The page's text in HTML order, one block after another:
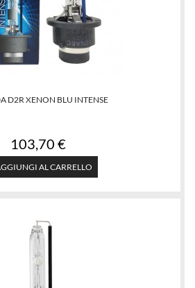
D2R XENON BLU INTENSE
103,70 €
AL CARRELLO